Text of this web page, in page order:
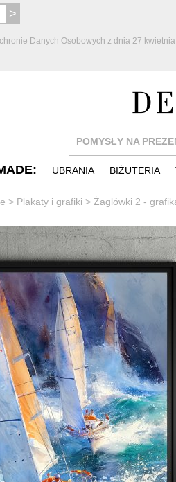
Danych Osobowych z dnia 27
POMYSŁY NA
UBRANIA BIŻUTERIA
> Plakaty i grafiki > Żaglówki 2 -